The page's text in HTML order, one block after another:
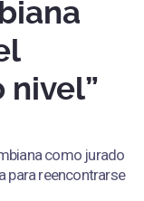
nivel”
como jurado
para reencontrarse